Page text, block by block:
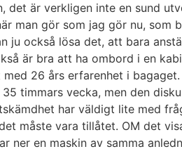
det är verkligen inte en sund
man gör som jag gör nu, som
ju också lösa det, att bara
är bra att ha ombord i en
26 års erfarenhet i bagaget.
timmars vecka, men den
har väldigt lite med
måste vara tillåtet. OM det
ner en maskin av samma